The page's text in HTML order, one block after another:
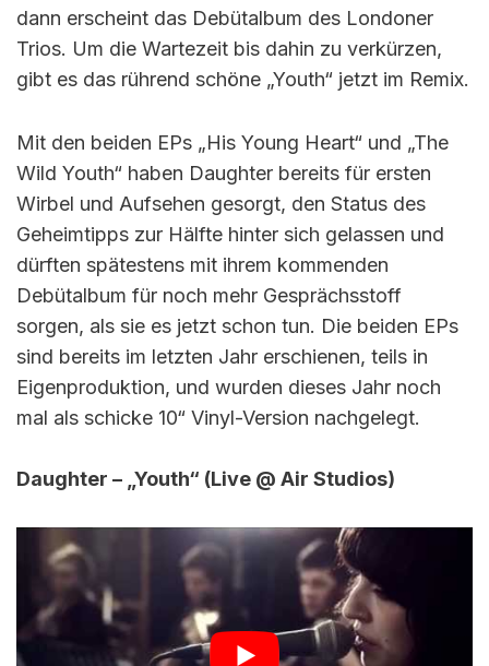
dann erscheint das Debütalbum des Londoner
Trios. Um die Wartezeit bis dahin zu verkürzen,
gibt es das rührend schöne „Youth“ jetzt im Remix.
Mit den beiden EPs „His Young Heart“ und „The
Wild Youth“ haben Daughter bereits für ersten
Wirbel und Aufsehen gesorgt, den Status des
Geheimtipps zur Hälfte hinter sich gelassen und
dürften spätestens mit ihrem kommenden
Debütalbum für noch mehr Gesprächsstoff
sorgen, als sie es jetzt schon tun. Die beiden EPs
sind bereits im letzten Jahr erschienen, teils in
Eigenproduktion, und wurden dieses Jahr noch
mal als schicke 10“ Vinyl-Version nachgelegt.
Daughter – „Youth“ (Live @ Air Studios)